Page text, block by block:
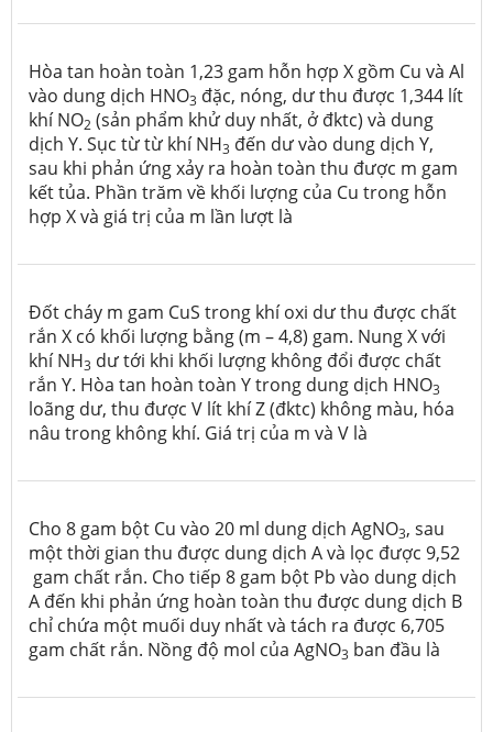
Hòa tan hoàn toàn 1,23 gam hỗn hợp X gồm Cu và Al
vào dung dịch HNO3 đặc, nóng, dư thu được 1,344 lít
khí NO2 (sản phẩm khử duy nhất, ở đktc) và dung
dịch Y. Sục từ từ khí NH3 đến dư vào dung dịch Y,
sau khi phản ứng xảy ra hoàn toàn thu được m gam
kết tủa. Phần trăm về khối lượng của Cu trong hỗn
hợp X và giá trị của m lần lượt là
Đốt cháy m gam CuS trong khí oxi dư thu được chất
rắn X có khối lượng bằng (m – 4,8) gam. Nung X với
khí NH3 dư tới khi khối lượng không đổi được chất
rắn Y. Hòa tan hoàn toàn Y trong dung dịch HNO3
loãng dư, thu được V lít khí Z (đktc) không màu, hóa
nâu trong không khí. Giá trị của m và V là
Cho 8 gam bột Cu vào 20 ml dung dịch AgNO3, sau
một thời gian thu được dung dịch A và lọc được 9,52
gam chất rắn. Cho tiếp 8 gam bột Pb vào dung dịch
A đến khi phản ứng hoàn toàn thu được dung dịch B
chỉ chứa một muối duy nhất và tách ra được 6,705
gam chất rắn. Nồng độ mol của AgNO3 ban đầu là